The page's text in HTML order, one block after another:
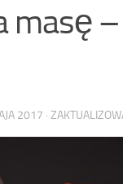
masę
2017 ·